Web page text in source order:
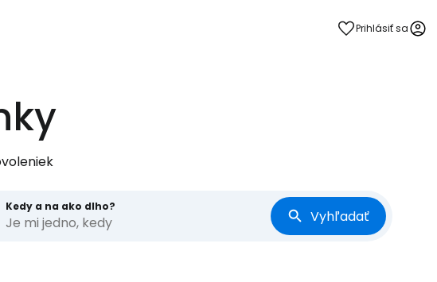
Prihlásiť sa
Kedy a na ako dlho?
Je mi jedno, kedy Vyhľadať